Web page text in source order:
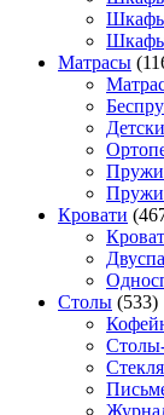
Матрасы
Кровати
Столы (533)